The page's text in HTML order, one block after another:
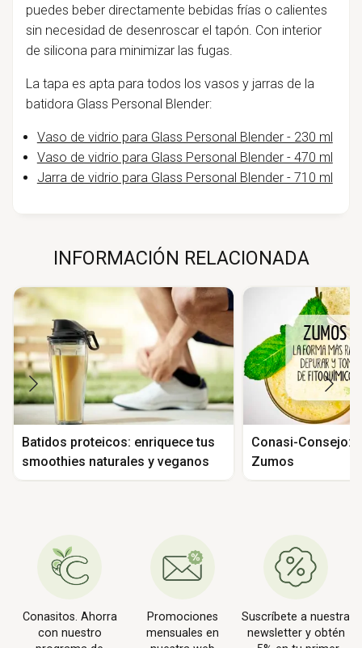
puedes beber directamente bebidas frías o calientes
sin necesidad de desenroscar el tapón. Con interior
de silicona para minimizar las fugas.
La tapa es apta para todos los vasos y jarras de la
batidora Glass Personal Blender:
Vaso de vidrio para Glass Personal Blender - 230 ml
Vaso de vidrio para Glass Personal Blender - 470 ml
Jarra de vidrio para Glass Personal Blender - 710 ml
INFORMACIÓN RELACIONADA
Batidos proteicos: enriquece tus
smoothies naturales y veganos
Conasi-Consejo:
Zumos
Conasitos. Ahorra
con nuestro
Promociones
mensuales en
Suscríbete a nuestra
newsletter y obtén